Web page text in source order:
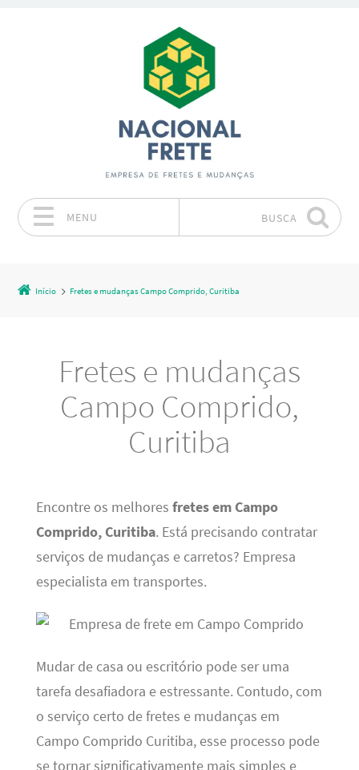
MENU BUSCA
Início Fretes e mudanças Campo Comprido, Curitiba
Fretes e mudanças
Campo Comprido,
Curitiba
Encontre os melhores fretes em Campo
Comprido, Curitiba. Está precisando contratar
serviços de mudanças e carretos? Empresa
especialista em transportes.
Mudar de casa ou escritório pode ser uma
tarefa desafiadora e estressante. Contudo, com
o serviço certo de fretes e mudanças em
Campo Comprido Curitiba, esse processo pode
se tornar significativamente mais simples e